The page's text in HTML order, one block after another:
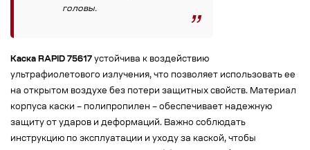
головы.
Каска RAPID 75617 устойчива к воздействию
ультрафиолетового излучения, что позволяет использовать ее
на открытом воздухе без потери защитных свойств. Материал
корпуса каски – полипропилен – обеспечивает надежную
защиту от ударов и деформаций. Важно соблюдать
инструкцию по эксплуатации и уходу за каской, чтобы